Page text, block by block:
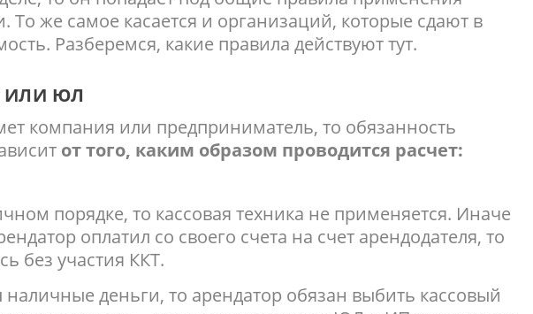
То же самое касается и организаций, которые сдают в
Разберемся, какие правила действуют тут.
ИЛИ ЮЛ
компания или предприниматель, то обязанность
от того, каким образом проводится расчет:
порядке, то кассовая техника не применяется. Иначе
оплатил со своего счета на счет арендодателя, то
без участия ККТ.
наличные деньги, то арендатор обязан выбить кассовый